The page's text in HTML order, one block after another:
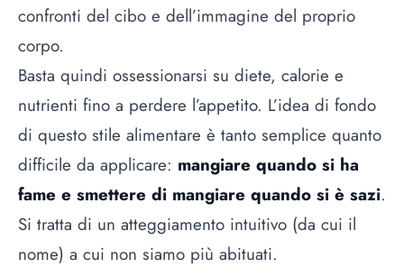
confronti del cibo e dell’immagine del proprio
corpo.
Basta quindi ossessionarsi su diete, calorie e
nutrienti fino a perdere l’appetito. L’idea di fondo
di questo stile alimentare è tanto semplice quanto
difficile da applicare: mangiare quando si ha
fame e smettere di mangiare quando si è sazi.
Si tratta di un atteggiamento intuitivo (da cui il
nome) a cui non siamo più abituati.